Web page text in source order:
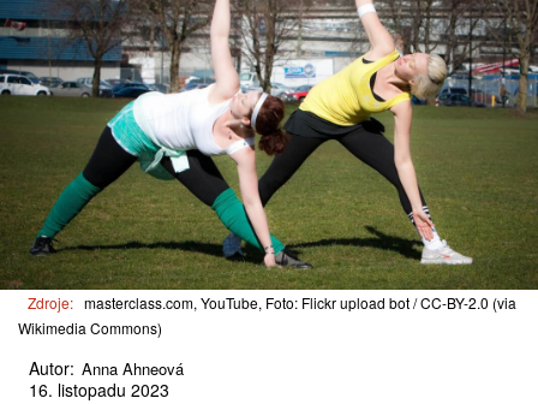
Zdroje: masterclass.com, YouTube, Foto: Flickr upload bot / CC-BY-2.0 (via
Wikimedia Commons)
Autor: Anna Ahneová
16. listopadu 2023